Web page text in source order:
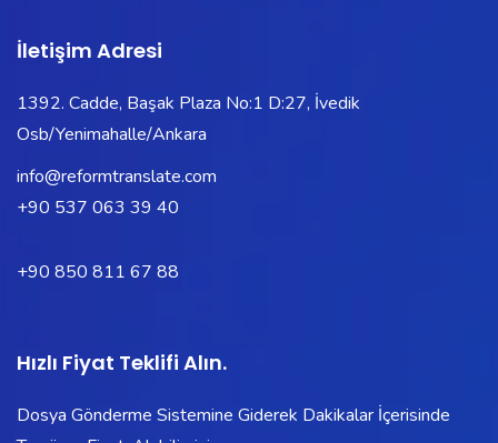
İletişim Adresi
1392. Cadde, Başak Plaza No:1 D:27, İvedik
Osb/Yenimahalle/Ankara
info@reformtranslate.com
+90 537 063 39 40
+90 850 811 67 88
Hızlı Fiyat Teklifi Alın.
Dosya Gönderme Sistemine Giderek Dakikalar İçerisinde